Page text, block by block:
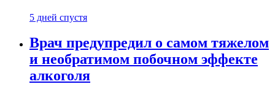
5 дней спустя
Врач предупредил о самом тяжелом
и необратимом побочном эффекте
алкоголя